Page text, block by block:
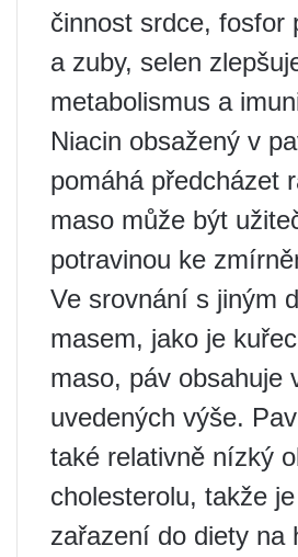
činnost srdce, fosfor
a zuby, selen
metabolismus a
Niacin obsažený v
pomáhá předcházet
maso může být
potravinou ke
Ve srovnání s jiným
masem, jako je
maso, páv obsahuje
uvedených výše.
také relativně nízký
cholesterolu, takže
zařazení do diety na